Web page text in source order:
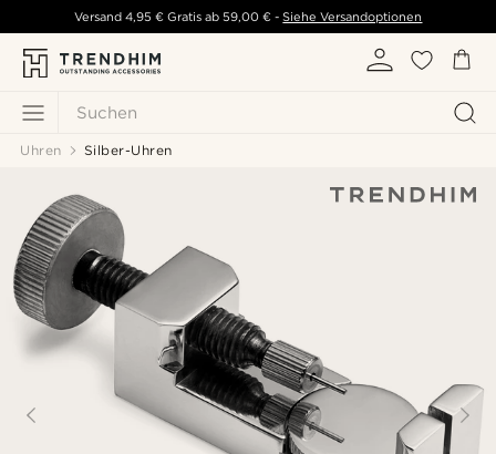
Suchen
Versand 4,95 € Gratis ab 59,00 € - Siehe Versandoptionen
Uhren Silber-Uhren